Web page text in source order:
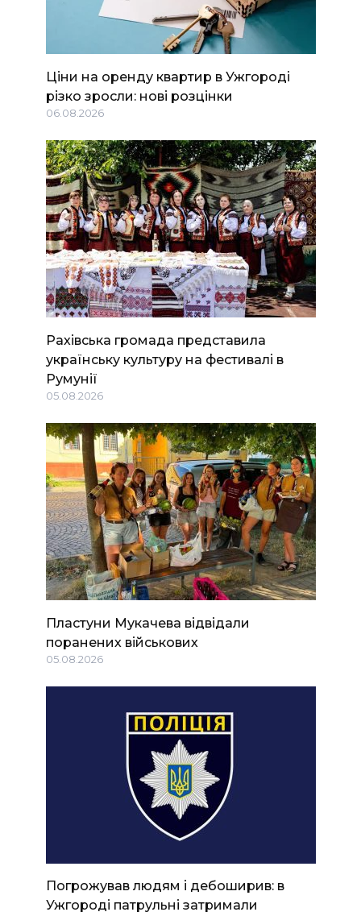
Ціни на оренду квартир в Ужгороді
різко зросли: нові розцінки
06.08.2026
Рахівська громада представила
українську культуру на фестивалі в
Румунії
05.08.2026
Пластуни Мукачева відвідали
поранених військових
05.08.2026
Погрожував людям і дебоширив: в
Ужгороді патрульні затримали